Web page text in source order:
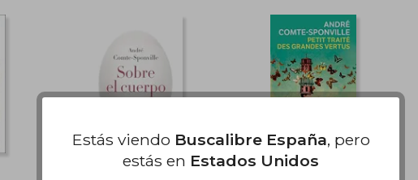
18,00 € 28,00 €
Estás viendo Buscalibre España, pero
estás en Estados Unidos